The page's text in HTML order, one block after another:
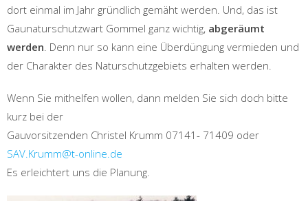
dort einmal im Jahr gründlich gemäht werden. Und, das ist
Gaunaturschutzwart Gommel ganz wichtig, abgeräumt
werden. Denn nur so kann eine Überdüngung vermieden und
der Charakter des Naturschutzgebiets erhalten werden.
Wenn Sie mithelfen wollen, dann melden Sie sich doch bitte
kurz bei der
Gauvorsitzenden Christel Krumm 07141- 71409 oder
SAV.Krumm@t-online.de
Es erleichtert uns die Planung.